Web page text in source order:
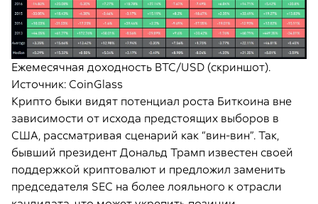
Ежемесячная доходность BTC/USD (скриншот).
Источник: CoinGlass
Крипто быки видят потенциал роста Биткоина вне
зависимости от исхода предстоящих выборов в
США, рассматривая сценарий как “вин-вин”. Так,
бывший президент Дональд Трамп известен своей
поддержкой криптовалют и предложил заменить
председателя SEC на более лояльного к отрасли